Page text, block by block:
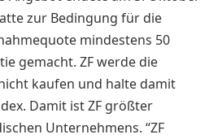
zur Bedingung für die
mindestens 50
gemacht. ZF werde die
kaufen und halte damit
Damit ist ZF größter
Unternehmens. “ZF